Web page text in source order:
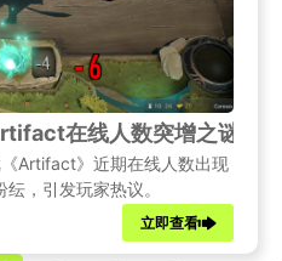
在线人数突增之谜
Artifact》近期在线人数出现
，引发玩家热议。
立即查看